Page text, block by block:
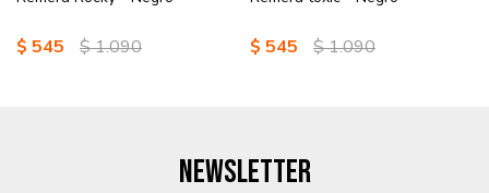
$ 545 $1.090 $ 545 $1.090
NEWSLETTER